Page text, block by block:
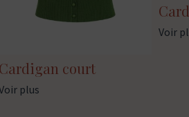
court
plus
Voir